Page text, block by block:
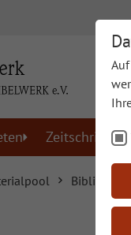
Zeitschriften
Biblische